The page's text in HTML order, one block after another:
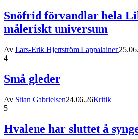
Snöfrid förvandlar hela
måleriskt universum
Av Lars-Erik Hjertström Lappalainen
4
Små gleder
Av Stian Gabrielsen24.06.26Kritik
5
Hvalene har sluttet å